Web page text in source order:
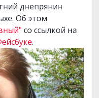
днепрянин
Об этом
со ссылкой на
.